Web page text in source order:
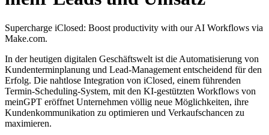
Supercharge iClosed: Boost productivity with our AI Workflows via
Make.com.
In der heutigen digitalen Geschäftswelt ist die Automatisierung von
Kundenterminplanung und Lead-Management entscheidend für den
Erfolg. Die nahtlose Integration von iClosed, einem führenden
Termin-Scheduling-System, mit den KI-gestützten Workflows von
meinGPT eröffnet Unternehmen völlig neue Möglichkeiten, ihre
Kundenkommunikation zu optimieren und Verkaufschancen zu
maximieren.